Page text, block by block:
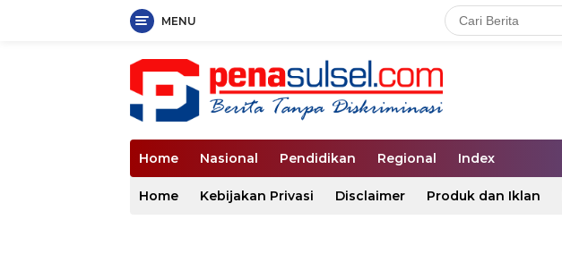
MENU
Home Nasional Pendidikan Regional Index
Home Kebijakan Privasi Disclaimer Produk dan Iklan